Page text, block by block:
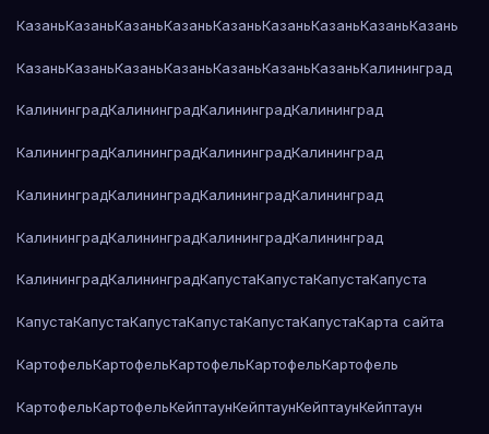
КазаньКазаньКазаньКазаньКазаньКазаньКазаньКазаньКазань
КазаньКазаньКазаньКазаньКазаньКазаньКазаньКалининград
КалининградКалининградКалининградКалининград
КалининградКалининградКалининградКалининград
КалининградКалининградКалининградКалининград
КалининградКалининградКалининградКалининград
КалининградКалининградКапустаКапустаКапустаКапуста
КапустаКапустаКапустаКапустаКапустаКапустаКарта сайта
КартофельКартофельКартофельКартофельКартофель
КартофельКартофельКейптаунКейптаунКейптаунКейптаун